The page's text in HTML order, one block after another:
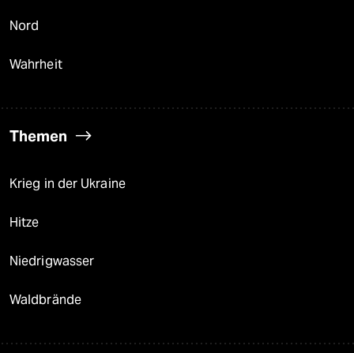
Nord
Wahrheit
Themen
Krieg in der Ukraine
Hitze
Niedrigwasser
Waldbrände